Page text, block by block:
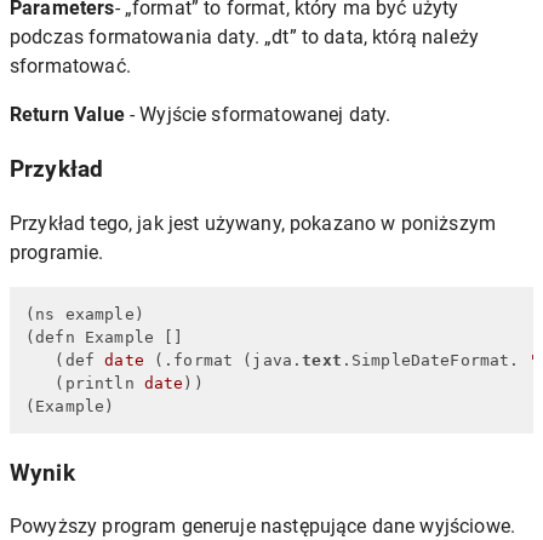
Parameters- „format” to format, który ma być użyty
podczas formatowania daty. „dt” to data, którą należy
sformatować.
Return Value- Wyjście sformatowanej daty.
Przykład
Przykład tego, jak jest używany, pokazano w poniższym
programie.
(ns example)
(defn Example []
   (def
date (.format (java.text .SimpleDateFormat.
   (println
date ))
(Example)
Wynik
Powyższy program generuje następujące dane wyjściowe.